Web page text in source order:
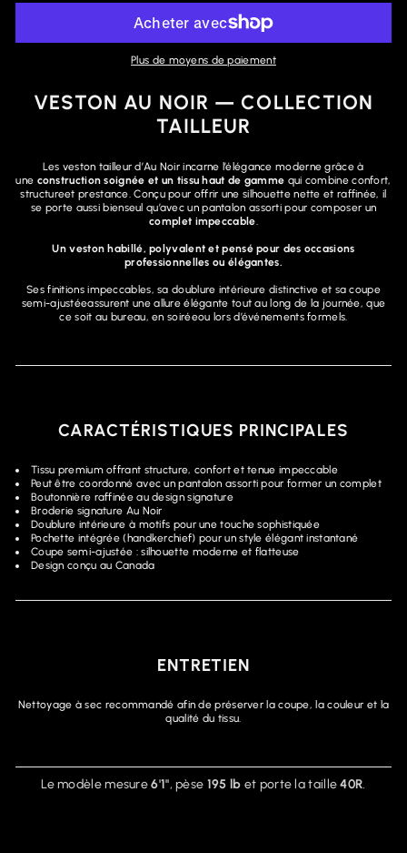
Plus de moyens de paiement
VESTON AU NOIR — COLLECTION
TAILLEUR
Les veston tailleur d’Au Noir incarne l’élégance moderne grâce à
une construction soignée et un tissu haut de gamme qui combine confort,
structureet prestance. Conçu pour offrir une silhouette nette et raffinée, il
se porte aussi bienseul qu’avec un pantalon assorti pour composer un
complet impeccable.
Un veston habillé, polyvalent et pensé pour des occasions
professionnelles ou élégantes.
Ses finitions impeccables, sa doublure intérieure distinctive et sa coupe
semi-ajustéeassurent une allure élégante tout au long de la journée, que
ce soit au bureau, en soiréeou lors d’événements formels.
CARACTÉRISTIQUES PRINCIPALES
Tissu premium offrant structure, confort et tenue impeccable
Peut être coordonné avec un pantalon assorti pour former un complet
Boutonnière raffinée au design signature
Broderie signature Au Noir
Doublure intérieure à motifs pour une touche sophistiquée
Pochette intégrée (handkerchief) pour un style élégant instantané
Coupe semi-ajustée : silhouette moderne et flatteuse
Design conçu au Canada
ENTRETIEN
Nettoyage à sec recommandé afin de préserver la coupe, la couleur et la
qualité du tissu.
Le modèle mesure6'1", pèse 195 lb et porte la taille40R.